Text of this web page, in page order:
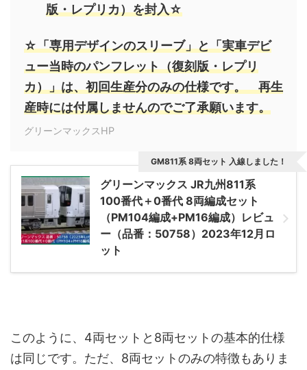
版・レプリカ）を封入☆
☆「専用デザインのスリーブ」と「実車デビ
ュー当時のパンフレット（復刻版・レプリ
カ）」は、初回生産分のみの仕様です。 再生
産時には付属しませんのでご了承願います。
グリーンマックスHP
グリーンマックス JR九州811系
100番代＋0番代 8両編成セット
（PM104編成+PM16編成）レビュ
ー（品番：50758）2023年12月ロ
ット
GM811系 8両セット 入線しました！
このように、4両セットと8両セットの基本的仕様
は同じです。ただ、8両セットのみの特徴もありま